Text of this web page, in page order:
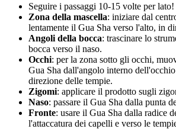
Seguire i passaggi 10-15 volte per lato!
Zona della mascella: iniziare dal
lentamente il Gua Sha verso l'alto, in
Angoli della bocca: trascinare lo
bocca verso il naso.
Occhi: per la zona sotto gli occhi,
Gua Sha dall'angolo interno
direzione delle tempie.
Zigomi: applicare il prodotto sugli
Naso: passare il Gua Sha dalla punta
Fronte: usare il Gua Sha dalla radice
l'attaccatura dei capelli e verso le